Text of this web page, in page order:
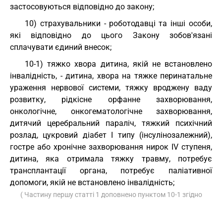
застосовуються відповідно до закону;
10) страхувальники - роботодавці та інші особи,
які відповідно до цього Закону зобов'язані
сплачувати єдиний внесок;
10-1) тяжко хвора дитина, якій не встановлено
інвалідність, - дитина, хвора на тяжке перинатальне
ураження нервової системи, тяжку вроджену ваду
розвитку, рідкісне орфанне захворювання,
онкологічне, онкогематологічне захворювання,
дитячий церебральний параліч, тяжкий психічний
розлад, цукровий діабет I типу (інсулінозалежний),
гостре або хронічне захворювання нирок IV ступеня,
дитина, яка отримала тяжку травму, потребує
трансплантації органа, потребує паліативної
допомоги, якій не встановлено інвалідність;
( Частину першу статті 1 доповнено пунктом 10-1 згідно